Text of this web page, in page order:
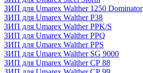
ЗИП для Umarex Walther 1250 Dominator
ЗИП для Umarex Walther P38
ЗИП для Umarex Walther PPK/S
ЗИП для Umarex Walther PPQ
ЗИП для Umarex Walther PPS
ЗИП для Umarex Walther SG 9000
ЗИП для Umarex Walther СР 88